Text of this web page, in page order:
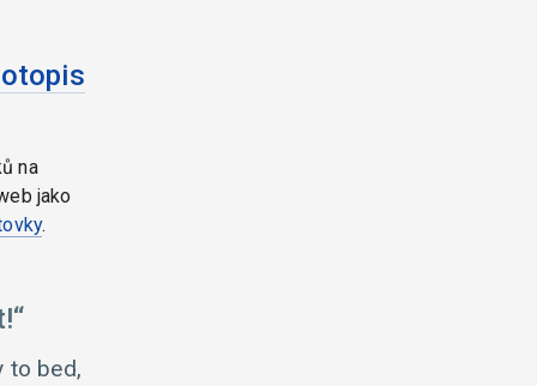
na
jako
.
to bed,